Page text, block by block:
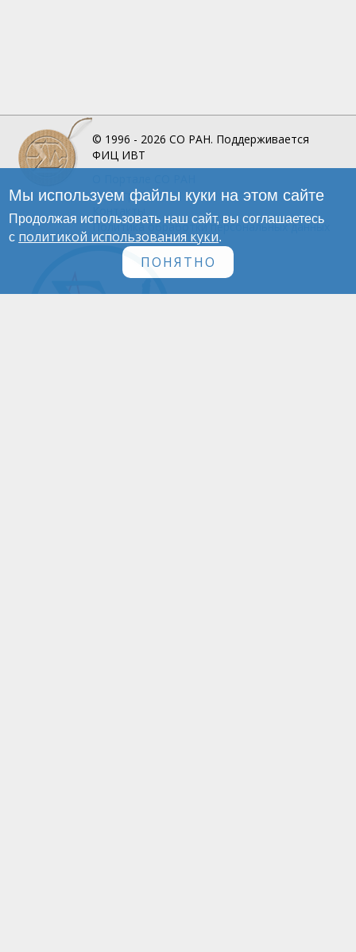
© 1996 - 2026 СО РАН. Поддерживается
ФИЦ ИВТ
Инфографика
Политика обработки персональных данных
Мы используем файлы куки на этом сайте
Продолжая использовать наш сайт, вы соглашаетесь
с политикой использования куки.
ПОНЯТНО